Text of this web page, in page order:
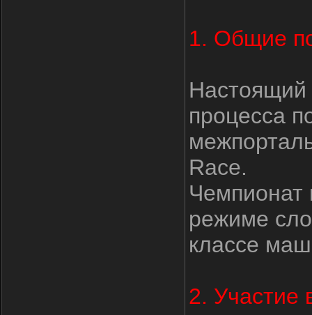
1. Общие
Настоящий
процесса
Race.
Чемпионат
режиме
классе
2. Участие